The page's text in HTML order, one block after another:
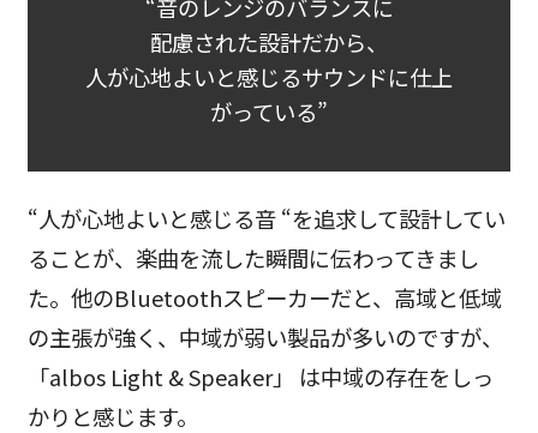
“音のレンジのバランスに
配慮された設計だから、
人が心地よいと感じるサウンドに仕上
がっている”
“人が心地よいと感じる音 “を追求して設計してい
ることが、楽曲を流した瞬間に伝わってきまし
た。他のBluetoothスピーカーだと、高域と低域
の主張が強く、中域が弱い製品が多いのですが、
「albos Light & Speaker」 は中域の存在をしっ
かりと感じます。